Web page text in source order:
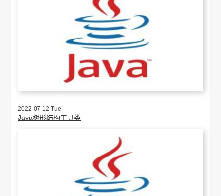
2022-07-12 Tue
Java树形结构工具类